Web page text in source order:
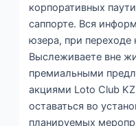
корпоративных
саппорте. Вся
юзера, при переходе
Выслеживаете вне
премиальными
акциями Loto Club
оставаться во
планируемых